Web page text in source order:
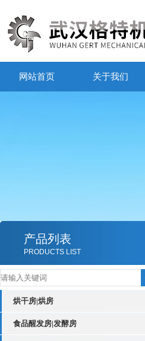
网站首页 关于我们
产品列表
PRODUCTS LIST
烘干房|烘房
食品醒发房|发酵房